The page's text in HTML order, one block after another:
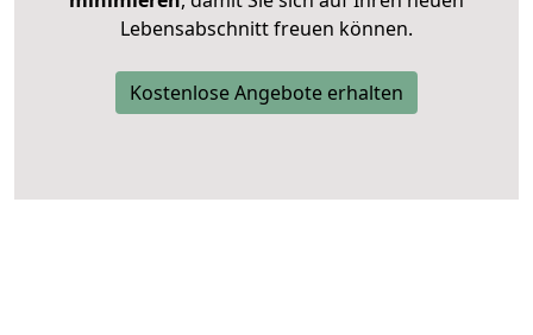
Lebensabschnitt freuen können.
Kostenlose Angebote erhalten